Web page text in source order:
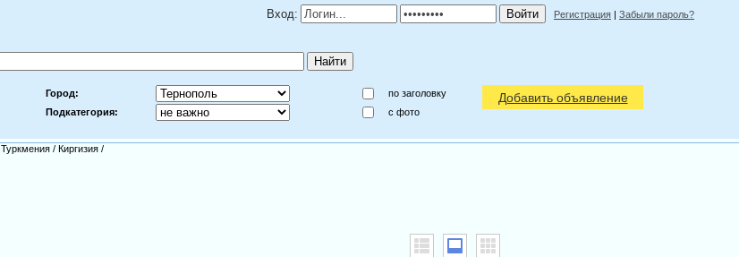
Вход: Регистрация | Забыли пароль?
Город:
по заголовку
Подкатегория: c фото
Добавить объявление
Туркмения / Киргизия /